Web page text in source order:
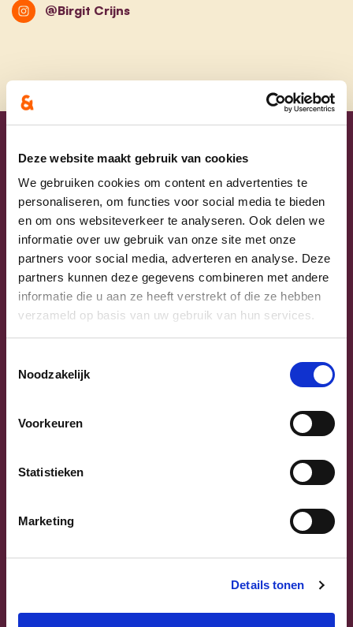
Deze website maakt gebruik van cookies
We gebruiken cookies om content en advertenties te
personaliseren, om functies voor social media te bieden
en om ons websiteverkeer te analyseren. Ook delen we
informatie over uw gebruik van onze site met onze
partners voor social media, adverteren en analyse. Deze
partners kunnen deze gegevens combineren met andere
informatie die u aan ze heeft verstrekt of die ze hebben
verzameld op basis van uw gebruik van hun services.
Noodzakelijk
Voorkeuren
Statistieken
Marketing
Details tonen
@Birgit Crijns
Uw lijsttrekkers
Vlaams-Brabant | Federaal Parlement
alle kandidaten